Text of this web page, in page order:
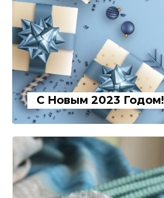
С Новым 2023 Годом!